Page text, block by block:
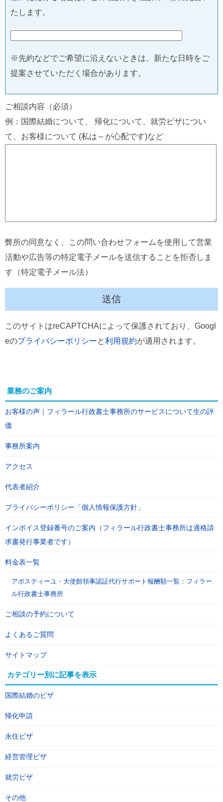
たします。
※先約などでご希望に沿えないときは、新たな日時をご
提案させていただく場合があります。
ご相談内容（必須）
例：国際結婚について、 帰化について、就労ビザについ
て、お客様について (私は～が心配です)など
弊所の同意なく、この問い合わせフォームを使用して営業
活動や広告等の特定電子メールを送信することを拒否しま
す（特定電子メール法）
このサイトはreCAPTCHAによって保護されており、Googl
eのプライバシーポリシーと利用規約が適用されます。
業務のご案内
お客様の声｜フィラール行政書士事務所のサービスについて生の評
価
事務所案内
アクセス
代表者紹介
プライバシーポリシー「個人情報保護方針」
インボイス登録番号のご案内（フィラール行政書士事務所は適格請
求書発行事業者です）
料金表一覧
アポスティーユ・大使館領事認証代行サポート報酬額一覧：フィラー
ル行政書士事務所
ご相談の予約について
よくあるご質問
サイトマップ
カテゴリー別に記事を表示
国際結婚のビザ
帰化申請
永住ビザ
経営管理ビザ
就労ビザ
その他